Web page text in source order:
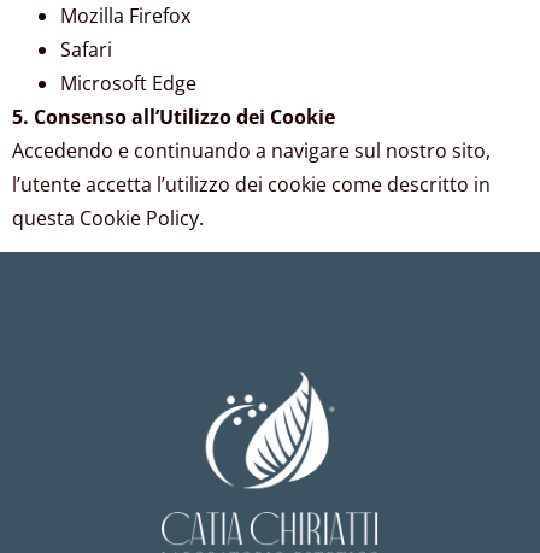
Mozilla Firefox
Safari
Microsoft Edge
5. Consenso all’Utilizzo dei Cookie
Accedendo e continuando a navigare sul nostro sito,
l’utente accetta l’utilizzo dei cookie come descritto in
questa Cookie Policy.